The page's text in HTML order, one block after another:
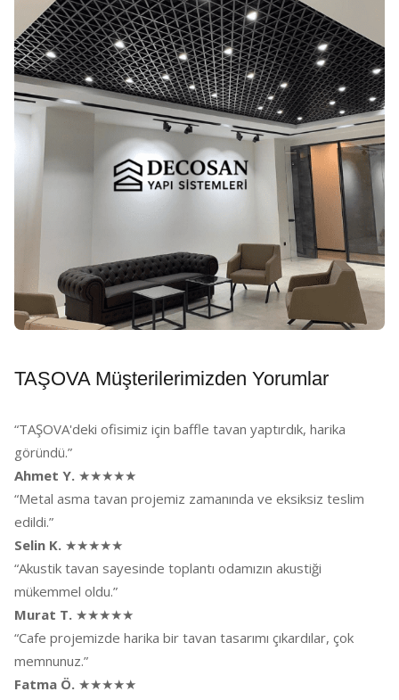
TAŞOVA Müşterilerimizden Yorumlar
“TAŞOVA'deki ofisimiz için baffle tavan yaptırdık, harika
göründü.”
Ahmet Y. ★★★★★
“Metal asma tavan projemiz zamanında ve eksiksiz teslim
edildi.”
Selin K. ★★★★★
“Akustik tavan sayesinde toplantı odamızın akustiği
mükemmel oldu.”
Murat T. ★★★★★
“Cafe projemizde harika bir tavan tasarımı çıkardılar, çok
memnunuz.”
Fatma Ö. ★★★★★